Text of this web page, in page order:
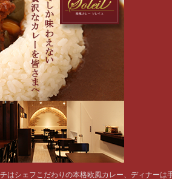
シェフこだわりの本格欧風カレー、ディナー